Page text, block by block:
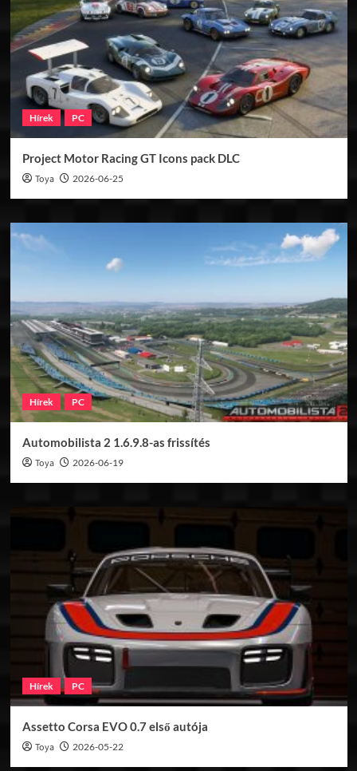
Hírek PC
Project Motor Racing GT Icons pack DLC
Toya 2026-06-25
Hírek PC
Automobilista 2 1.6.9.8-as frissítés
Toya 2026-06-19
Hírek PC
Assetto Corsa EVO 0.7 első autója
Toya 2026-05-22